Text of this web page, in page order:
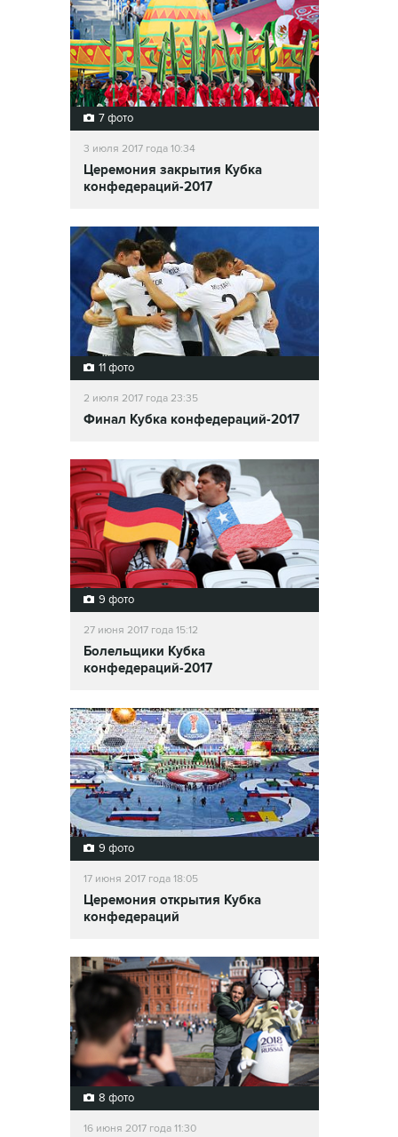
7 фото
3 июля 2017 года 10:34
Церемония закрытия Кубка
конфедераций-2017
11 фото
2 июля 2017 года 23:35
Финал Кубка конфедераций-2017
9 фото
27 июня 2017 года 15:12
Болельщики Кубка
конфедераций-2017
9 фото
17 июня 2017 года 18:05
Церемония открытия Кубка
конфедераций
8 фото
16 июня 2017 года 11:30